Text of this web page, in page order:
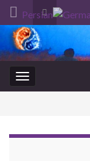
Toggle
search
form